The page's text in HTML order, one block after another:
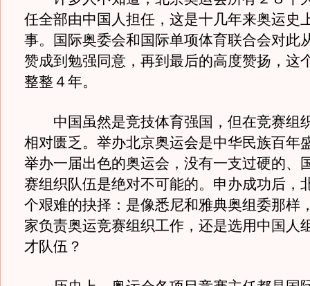
任全部由中国人担任，这是十几年来奥运史
事。国际奥委会和国际单项体育联合会对此
赞成到勉强同意，再到最后的高度赞扬，这
整整４年。
中国虽然是竞技体育强国，但在竞赛组
相对匮乏。举办北京奥运会是中华民族百年
举办一届出色的奥运会，没有一支过硬的、
赛组织队伍是绝对不可能的。申办成功后，
个艰难的抉择：是像悉尼和雅典奥组委那样
家负责奥运竞赛组织工作，还是选用中国人
才队伍？